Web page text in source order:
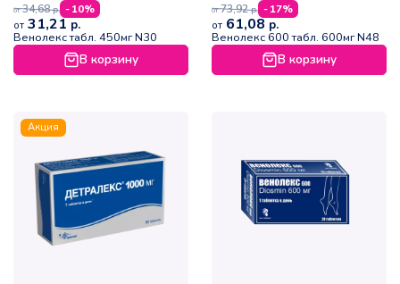
от 34,68р. - 10%
от 31,21 р.
Венолекс табл. 450мг N30
В корзину
от 73,92р. - 17%
от 61,08 р.
Венолекс 600 табл. 600мг N48
В корзину
Акция